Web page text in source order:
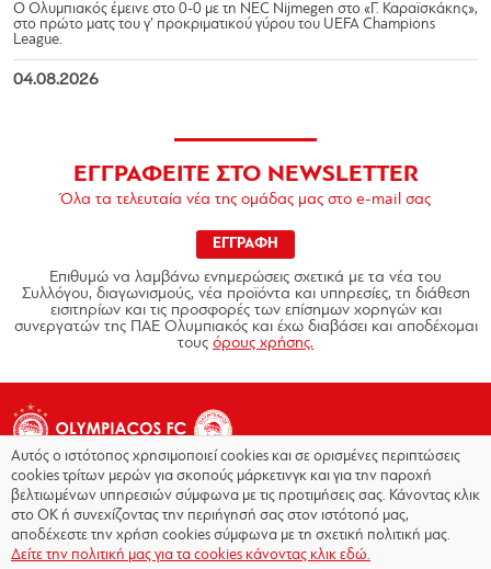
Ο Ολυμπιακός έμεινε στο 0-0 με τη NEC Nijmegen στο «Γ. Καραϊσκάκης»,
στο πρώτο ματς του γ’ προκριματικού γύρου του UEFA Champions
League.
04.08.2026
ΕΓΓΡΑΦΕΙΤΕ ΣΤΟ NEWSLETTER
Όλα τα τελευταία νέα της ομάδας μας στο e-mail σας
ΕΓΓΡΑΦΗ
Επιθυμώ να λαμβάνω ενημερώσεις σχετικά με τα νέα του
Συλλόγου, διαγωνισμούς, νέα προϊόντα και υπηρεσίες, τη διάθεση
εισιτηρίων και τις προσφορές των επίσημων χορηγών και
συνεργατών της ΠΑΕ Ολυμπιακός και έχω διαβάσει και αποδέχομαι
τους όρους χρήσης.
Copyright © 2026 - Olympiacos.org
Όροι χρήσης|Πολιτική Απορρήτου|Πολιτική
Αυτός ο ιστότοπος χρησιμοποιεί cookies και σε ορισμένες περιπτώσεις
cookies τρίτων μερών για σκοπούς μάρκετινγκ και για την παροχή
βελτιωμένων υπηρεσιών σύμφωνα με τις προτιμήσεις σας. Κάνοντας κλικ
στο OK ή συνεχίζοντας την περιήγησή σας στον ιστότοπό μας,
αποδέχεστε την χρήση cookies σύμφωνα με τη σχετική πολιτική μας.
Δείτε την πολιτική μας για τα cookies κάνοντας κλικ εδώ.